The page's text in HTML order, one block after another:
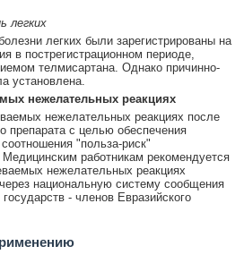
легких
легких были зарегистрированы на
в пострегистрационном периоде,
телмисартана. Однако причинно-
установлена.
нежелательных реакциях
нежелательных реакциях после
препарата с целью обеспечения
"польза-риск"
Медицинским работникам рекомендуется
нежелательных реакциях
национальную систему сообщения
- членов Евразийского